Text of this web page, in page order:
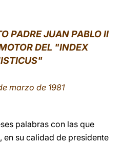
PADRE JUAN PABLO II
DEL "INDEX
marzo de 1981
palabras con las que
en su calidad de presidente